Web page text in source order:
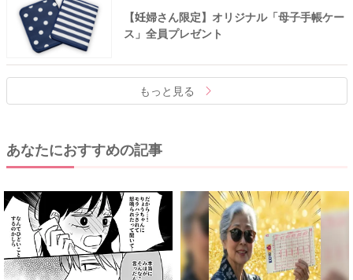
【妊婦さん限定】オリジナル「母子手帳ケー
ス」全員プレゼント
もっと見る
あなたにおすすめの記事